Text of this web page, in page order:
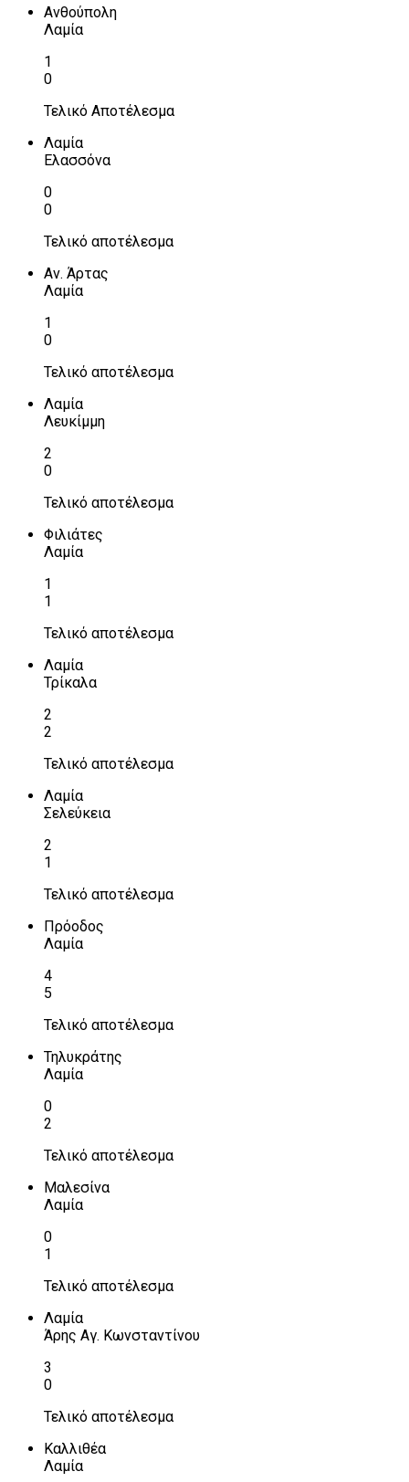
Ανθούπολη
Λαμία
1
0
Τελικό Αποτέλεσμα
Λαμία
Ελασσόνα
0
0
Τελικό αποτέλεσμα
Αν. Άρτας
Λαμία
1
0
Τελικό αποτέλεσμα
Λαμία
Λευκίμμη
2
0
Τελικό αποτέλεσμα
Φιλιάτες
Λαμία
1
1
Τελικό αποτέλεσμα
Λαμία
Τρίκαλα
2
2
Τελικό αποτέλεσμα
Λαμία
Σελεύκεια
2
1
Τελικό αποτέλεσμα
Πρόοδος
Λαμία
4
5
Τελικό αποτέλεσμα
Τηλυκράτης
Λαμία
0
2
Τελικό αποτέλεσμα
Μαλεσίνα
Λαμία
0
1
Τελικό αποτέλεσμα
Λαμία
Άρης Αγ. Κωνσταντίνου
3
0
Τελικό αποτέλεσμα
Καλλιθέα
Λαμία